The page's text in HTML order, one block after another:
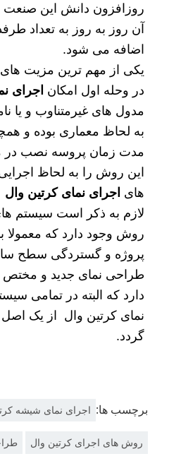
روزافزون دانش این صنعت
آن روز به روز به تعداد
اضافه می شود.
یکی از مهم ترین مزیت
در وحله اول امکان اجرای
مدول های غیرمتناوب و یا
به لحاظ معماری بوده و
مدت زمان پروسه نصب در
این روش را به لحاظ
های اجرای نمای کرتین وال
لازم به ذکر است سیستم
روش وجود دارد که معمولا
پروژه و گستردگی سطح
طراحی نمای جدید و مختص
دارد که البته در تمامی
نمای کرتین وال از یک
گردد.
برچسب ها: اجرای نمای شیشه
روش های اجرای کرتین وال